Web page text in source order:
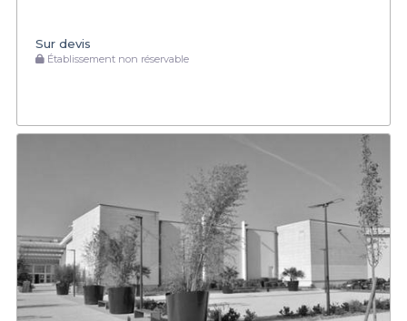
Sur devis
Établissement non réservable